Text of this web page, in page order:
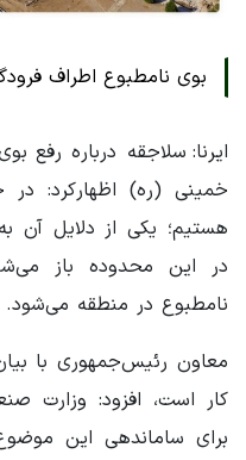
بوی نامطبوع اطراف
ایرنا: سلاجقه درباره رفع
خمینی (ره) اظهارکرد:
هستیم؛ یکی از دلایل آن
در این محدوده باز
نامطبوع در منطقه می‌شود.
معاون رئیس‌جمهوری با
کار است، افزود: وزارت
برای ساماندهی این موضوع